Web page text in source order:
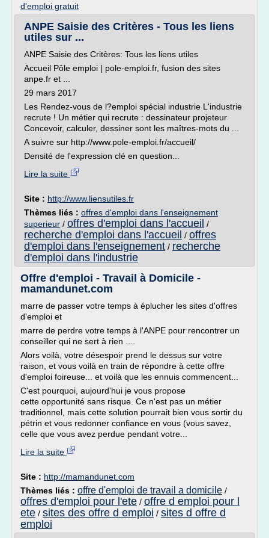
d'emploi gratuit
ANPE Saisie des Critères - Tous les liens
utiles sur ...
ANPE Saisie des Critères: Tous les liens utiles
Accueil Pôle emploi | pole-emploi.fr, fusion des sites
anpe.fr et ...
29 mars 2017
Les Rendez-vous de l?emploi spécial industrie L'industrie
recrute ! Un métier qui recrute : dessinateur projeteur
Concevoir, calculer, dessiner sont les maîtres-mots du ...
A suivre sur http://www.pole-emploi.fr/accueil/
Densité de l'expression clé en question...
Lire la suite
Site : http://www.liensutiles.fr
Thèmes liés : offres d'emploi dans l'enseignement
superieur / offres d'emploi dans l'accueil /
recherche d'emploi dans l'accueil / offres
d'emploi dans l'enseignement / recherche
d'emploi dans l'industrie
Offre d'emploi - Travail à Domicile -
mamandunet.com
marre de passer votre temps à éplucher les sites d'offres
d'emploi et
marre de perdre votre temps à l'ANPE pour rencontrer un
conseiller qui ne sert à rien ....
Alors voilà, votre désespoir prend le dessus sur votre
raison, et vous voilà en train de répondre à cette offre
d'emploi foireuse... et voilà que les ennuis commencent...
C'est pourquoi, aujourd'hui je vous propose
cette opportunité sans risque. Ce n'est pas un métier
traditionnel, mais cette solution pourrait bien vous sortir du
pétrin et vous redonner confiance en vous (vous savez,
celle que vous avez perdue pendant votre...
Lire la suite
Site : http://mamandunet.com
Thèmes liés : offre d'emploi de travail a domicile /
offres d'emploi pour l'ete / offre d emploi pour l
ete / sites des offre d emploi / sites d offre d
emploi